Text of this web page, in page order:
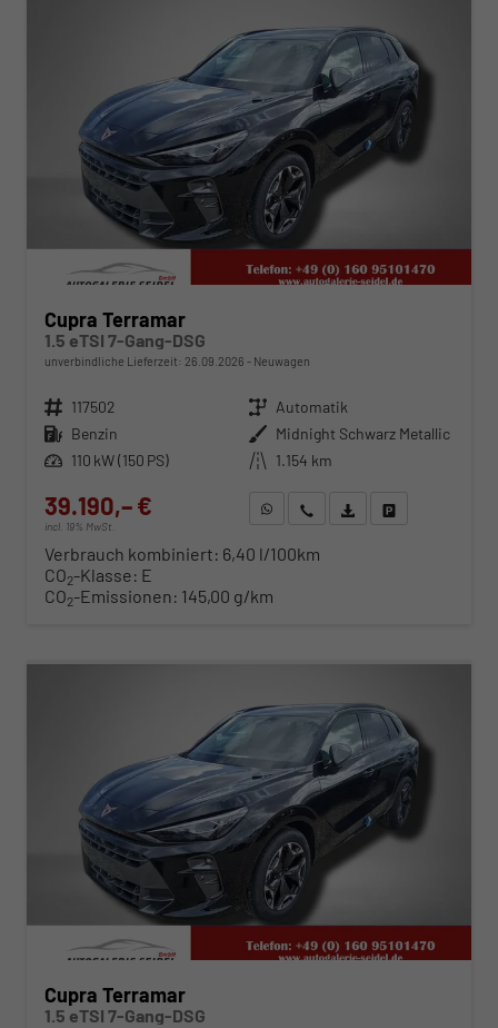
Cupra Terramar
1.5 eTSI 7-Gang-DSG
unverbindliche Lieferzeit: 26.09.2026 Neuwagen
Fahrzeugnr. 117502 Getriebe Automatik
Kraftstoff Benzin Außenfarbe Midnight Schwarz Metallic
Leistung 110 kW (150 PS) Kilometerstand 1.154 km
39.190,– €
incl. 19% MwSt.
WhatsApp anfragen
Wir rufen Sie anFahrzeugexposé (PDF)
Verbrauch kombiniert: 6,40 l/100km
CO2-Klasse: E
CO2-Emissionen: 145,00 g/km
Cupra Terramar
1.5 eTSI 7-Gang-DSG